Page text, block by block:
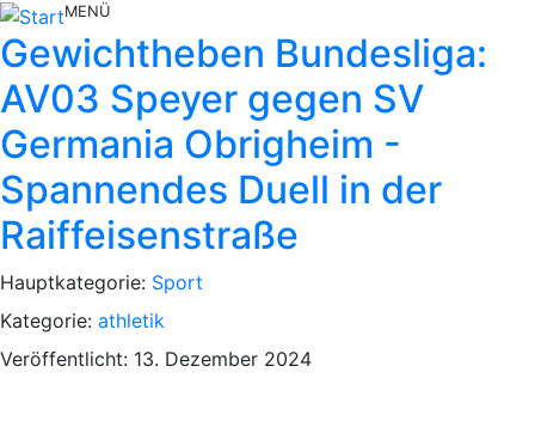
MENÜ
Gewichtheben Bundesliga:
AV03 Speyer gegen SV
Germania Obrigheim -
Spannendes Duell in der
Raiffeisenstraße
Hauptkategorie: Sport
Kategorie: athletik
Veröffentlicht: 13. Dezember 2024